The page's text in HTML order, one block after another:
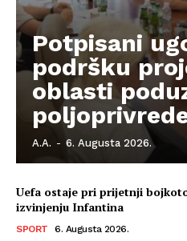
Potpisani
podršku
oblasti
A.A. - 6. Augusta 2026.
Uefa ostaje pri prijetnji
izvinjenju Infantina
SPORT 6. Augusta 2026.